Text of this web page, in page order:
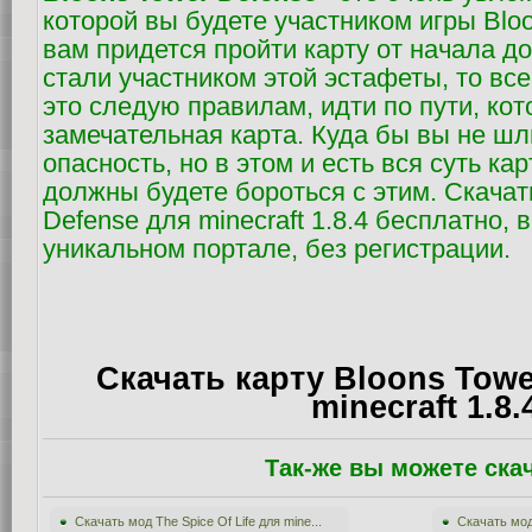
которой вы будете участником игры
вам придется пройти карту от начала
стали участником этой эстафеты, то
это следую правилам, идти по пути,
замечательная карта. Куда бы вы не
опасность, но в этом и есть вся суть
должны будете бороться с этим.
Defense для minecraft 1.8.4 бесплатно,
уникальном портале, без регистрации.
Скачать карту Bloons
minecraft
Так-же вы можете
Скачать мод The Spice Of Life для mine... Скачать